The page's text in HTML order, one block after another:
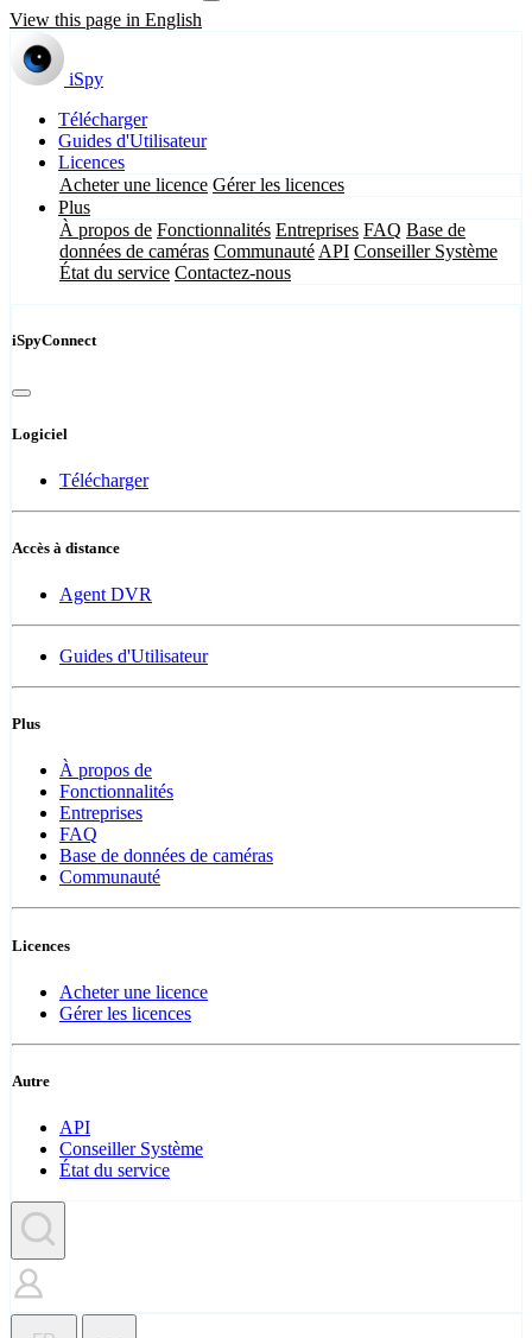
View this page in English
iSpy
Télécharger
Guides d'Utilisateur
Licences
Acheter une licence Gérer les licences
Plus
À propos de Fonctionnalités Entreprises FAQ Base de
données de caméras Communauté API Conseiller Système
État du service Contactez-nous
iSpyConnect
Logiciel
Télécharger
Accès à distance
Agent DVR
Guides d'Utilisateur
Plus
À propos de
Fonctionnalités
Entreprises
FAQ
Base de données de caméras
Communauté
Licences
Acheter une licence
Gérer les licences
Autre
API
Conseiller Système
État du service